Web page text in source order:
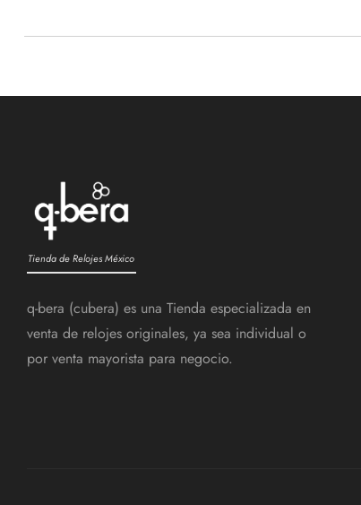
Tienda de Relojes México
q-bera (cubera) es una Tienda especializada en
venta de relojes originales, ya sea individual o
por venta mayorista para negocio.